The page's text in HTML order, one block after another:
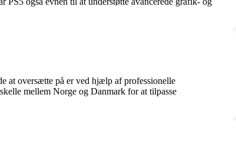
at oversætte på er ved hjælp af professionelle
mellem Norge og Danmark for at tilpasse